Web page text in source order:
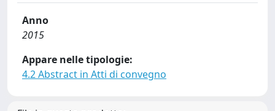
Anno
2015
Appare nelle tipologie:
4.2 Abstract in Atti di convegno